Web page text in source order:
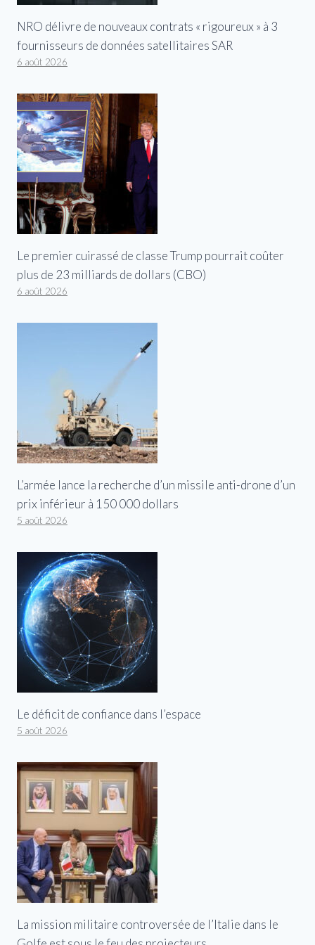
NRO délivre de nouveaux contrats « rigoureux » à 3
fournisseurs de données satellitaires SAR
6 août 2026
Le premier cuirassé de classe Trump pourrait coûter
plus de 23 milliards de dollars (CBO)
6 août 2026
L’armée lance la recherche d’un missile anti-drone d’un
prix inférieur à 150 000 dollars
5 août 2026
Le déficit de confiance dans l’espace
5 août 2026
La mission militaire controversée de l’Italie dans le